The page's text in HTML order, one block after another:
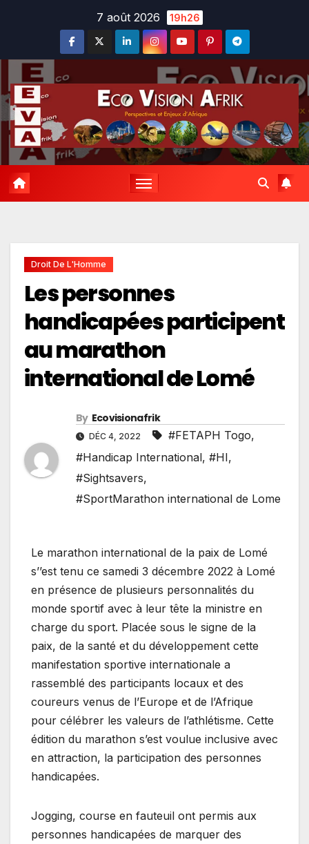
7 août 2026 19h26
Droit De L'Homme
Les personnes
handicapées participent
au marathon
international de Lomé
By Ecovisionafrik
DÉC 4, 2022 #FETAPH Togo,
#Handicap International, #HI,
#Sightsavers,
#SportMarathon international de Lome
Le marathon international de la paix de Lomé
s’’est tenu ce samedi 3 décembre 2022 à Lomé
en présence de plusieurs personnalités du
monde sportif avec à leur tête la ministre en
charge du sport. Placée sous le signe de la
paix, de la santé et du développement cette
manifestation sportive internationale a
rassemblé des participants locaux et des
coureurs venus de l’Europe et de l’Afrique
pour célébrer les valeurs de l’athlétisme. Cette
édition du marathon s’est voulue inclusive avec
en attraction, la participation des personnes
handicapées.
Jogging, course en fauteuil ont permis aux
personnes handicapées de marquer des